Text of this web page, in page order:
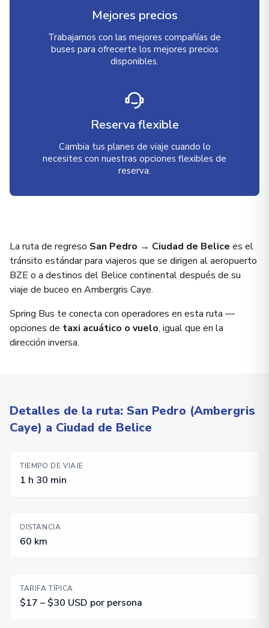
Mejores precios
Trabajamos con las mejores compañías de
buses para ofrecerte los mejores precios
disponibles.
Reserva flexible
Cambia tus planes de viaje cuando lo
necesites con nuestras opciones flexibles de
reserva.
La ruta de regreso San Pedro → Ciudad de Belice es el
tránsito estándar para viajeros que se dirigen al aeropuerto
BZE o a destinos del Belice continental después de su
viaje de buceo en Ambergris Caye.
Spring Bus te conecta con operadores en esta ruta —
opciones de taxi acuático o vuelo, igual que en la
dirección inversa.
Detalles de la ruta: San Pedro (Ambergris
Caye) a Ciudad de Belice
TIEMPO DE VIAJE
1 h 30 min
DISTANCIA
60 km
TARIFA TÍPICA
$17 – $30 USD por persona